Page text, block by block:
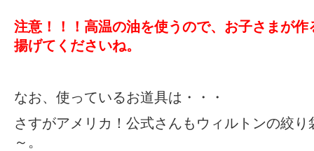
注意！！！高温の油を使うので、お子さまが作
揚げてくださいね。
なお、使っているお道具は・・・
さすがアメリカ！公式さんもウィルトンの絞
～。